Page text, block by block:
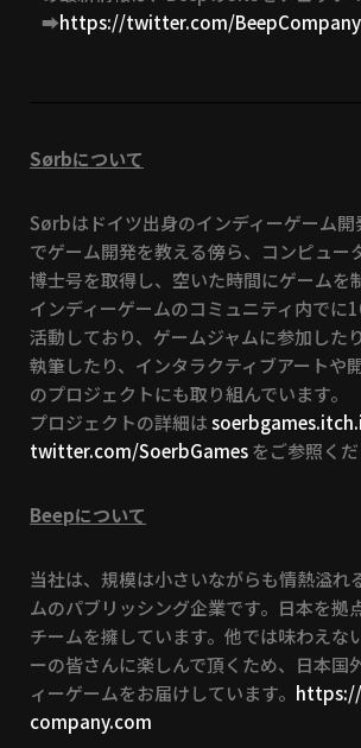
➡https://twitter.com/BeepCompany
Sørbについて
Sørbはドイツ出身のインディーゲーム開
でゲーム開発を教える傍ら、コンピュー
博士号を取得し、空いた時間にゲームを
インディーゲームのコミュニティ内でに
活動しており、ゲームジャムに参加した
執筆したり、インタラクティブアートや
のプロジェクトにも取り組んでいます。
プロジェクトの詳細は
twitter.com/SoerbGamesをご参照くだ
Beepについて
当社は、規模は小さいながらも情熱溢れ
ムのパブリッシング企業です。日本を拠
チームを擁しています。他では味わえな
ーの皆さんに楽しんで頂くため、日本国
ィーゲームをお届けしています。
company.com